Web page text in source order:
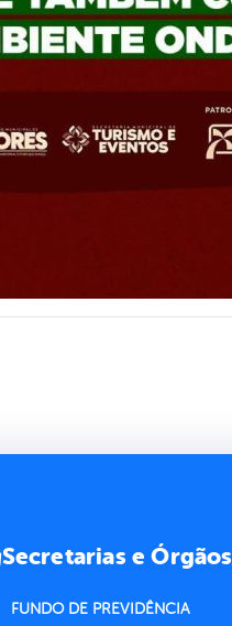
Secretarias e Órgãos
FUNDO DE PREVIDÊNCIA